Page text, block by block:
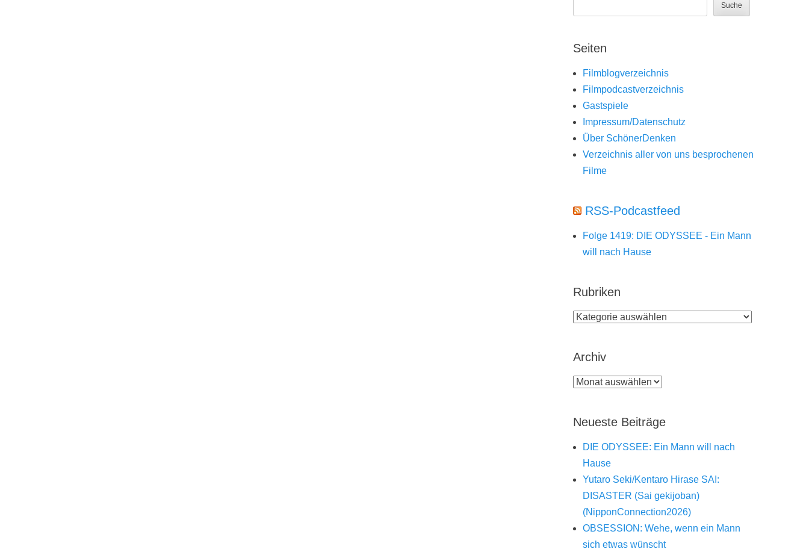
Suche
Seiten
Filmblogverzeichnis
Filmpodcastverzeichnis
Gastspiele
Impressum/Datenschutz
Über SchönerDenken
Verzeichnis aller von uns besprochenen
Filme
RSS-Podcastfeed
Folge 1419: DIE ODYSSEE - Ein Mann
will nach Hause
Rubriken
Rubriken
Archiv
Archiv
Neueste Beiträge
DIE ODYSSEE: Ein Mann will nach
Hause
Yutaro Seki/Kentaro Hirase SAI:
DISASTER (Sai gekijoban)
(NipponConnection2026)
OBSESSION: Wehe, wenn ein Mann
sich etwas wünscht